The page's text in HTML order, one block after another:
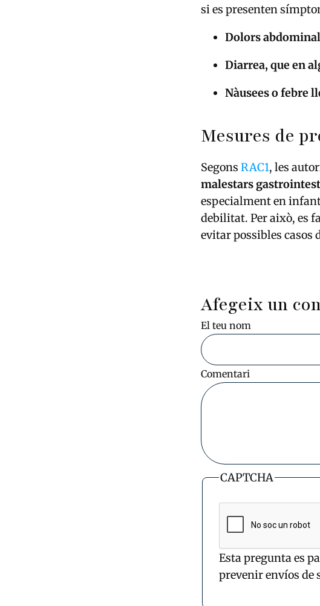
si es presenten
Dolors
Diarrea, que en
Nàusees o febre
Mesures de
Segons RAC1, les
malestars
especialment en
debilitat. Per això, es
evitar possibles casos
Afegeix un
El teu nom
Comentari
CAPTCHA
Esta pregunta es
prevenir envíos de